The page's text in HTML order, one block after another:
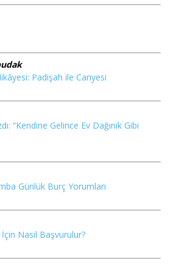
Padişah ile Cariyesi
“Kendine Gelince Ev Dağınık Gibi
Günlük Burç Yorumları
Nasıl Başvurulur?